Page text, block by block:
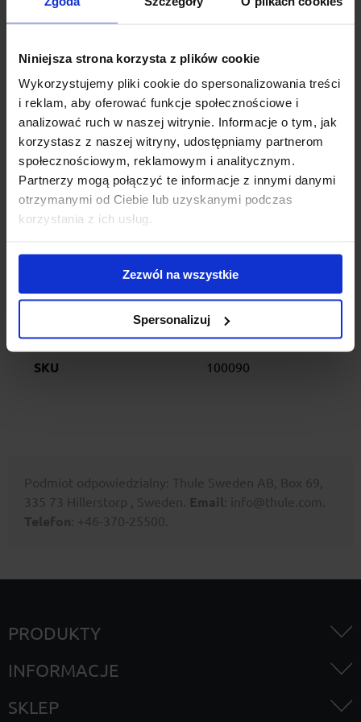
Niniejsza strona korzysta z plików cookie
Wykorzystujemy pliki cookie do spersonalizowania treści
i reklam, aby oferować funkcje społecznościowe i
analizować ruch w naszej witrynie. Informacje o tym, jak
korzystasz z naszej witryny, udostępniamy partnerom
społecznościowym, reklamowym i analitycznym.
Partnerzy mogą połączyć te informacje z innymi danymi
otrzymanymi od Ciebie lub uzyskanymi podczas
korzystania z ich usług.
Zezwól na wszystkie
Spersonalizuj
Opatentowany stelaż do mocowania z przodu jak i tyły
roweru. Doskonale nadaje się do montażu przedniej części
rowery do jazdy miejskiej i szosowe.
Stelaż dobrze trzyma się pod dużym obciążeniem.
Pomagają w tym gumowane uchwyty, które zapobiegają
przesuwaniu i chronią ramę roweru
Łatwy montaż i zdejmowanie dzięki wygodnemu dostępowi
do systemu montażu.
Specyfikacja
ID produktu 13323-17298
091021049567
SKU 100090
Podmiot odpowiedzialny: Thule Sweden AB, Box 69,
335 73 Hillerstorp , Sweden.
Email : info@thule.com.
Telefon : +46-370-25500.
PRODUKTY
INFORMACJE
SKLEP